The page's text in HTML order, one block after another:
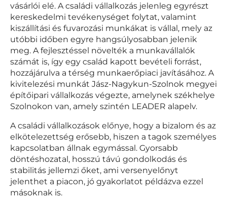
vásárlói elé. A családi vállalkozás jelenleg egyrészt
kereskedelmi tevékenységet folytat, valamint
kiszállítási és fuvarozási munkákat is vállal, mely az
utóbbi időben egyre hangsúlyosabban jelenik
meg. A fejlesztéssel növelték a munkavállalók
számát is, így egy család kapott bevételi forrást,
hozzájárulva a térség munkaerőpiaci javításához. A
kivitelezési munkát Jász-Nagykun-Szolnok megyei
építőipari vállalkozás végezte, amelynek székhelye
Szolnokon van, amely szintén LEADER alapelv.
A családi vállalkozások előnye, hogy a bizalom és az
elkötelezettség erősebb, hiszen a tagok személyes
kapcsolatban állnak egymással. Gyorsabb
döntéshozatal, hosszú távú gondolkodás és
stabilitás jellemzi őket, ami versenyelőnyt
jelenthet a piacon, jó gyakorlatot példázva ezzel
másoknak is.